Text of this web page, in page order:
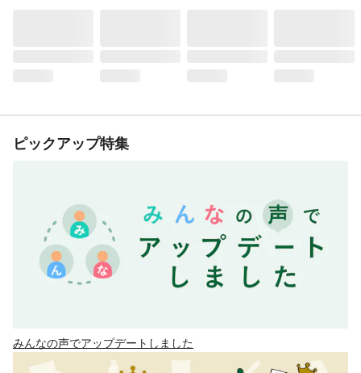
ピックアップ特集
みんなの声でアップデートしました